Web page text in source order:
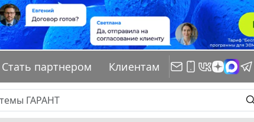
Стать партнером Клиентам